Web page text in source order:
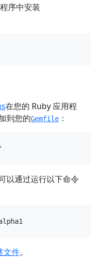
序中安装
在您的 Ruby 应用程
到您的Gemfile ：
以通过运行以下命令
文件。